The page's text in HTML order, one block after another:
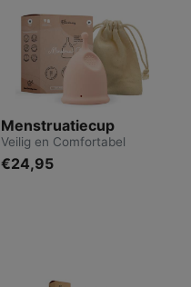
Menstruatiecup
Veilig en Comfortabel
€24,95